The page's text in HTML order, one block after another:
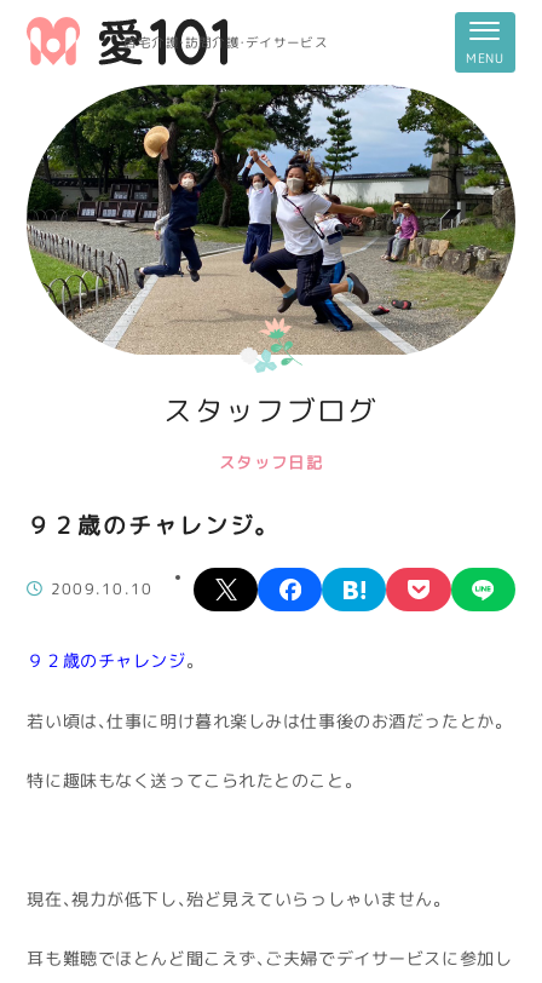
居宅介護・訪問介護・デイサービス
スタッフブログ
スタッフ日記
９２歳のチャレンジ。
2009.10.10
X facebookhatena pocket
９２歳のチャレンジ。
若い頃は、仕事に明け暮れ楽しみは仕事後のお酒だったとか。
特に趣味もなく送ってこられたとのこと。
現在、視力が低下し、殆ど見えていらっしゃいません。
耳も難聴でほとんど聞こえず、ご夫婦でデイサービスに参加し